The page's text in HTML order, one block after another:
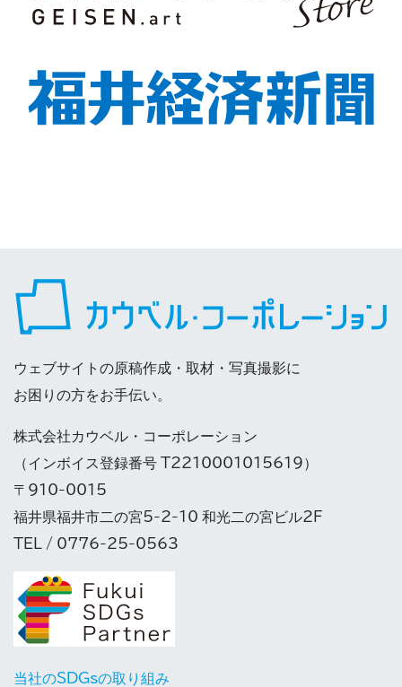
ウェブサイトの原稿作成・取材・写真撮影に
お困りの方をお手伝い。
株式会社カウベル・コーポレーション
（インボイス登録番号 T2210001015619）
〒910-0015
福井県福井市二の宮5-2-10 和光二の宮ビル2F
TEL / 0776-25-0563
当社のSDGsの取り組み